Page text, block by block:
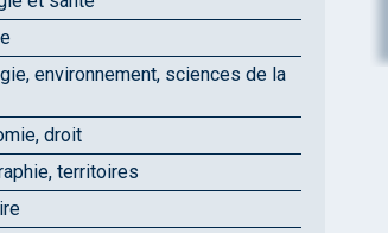
environnement, sciences de la
droit
territoires